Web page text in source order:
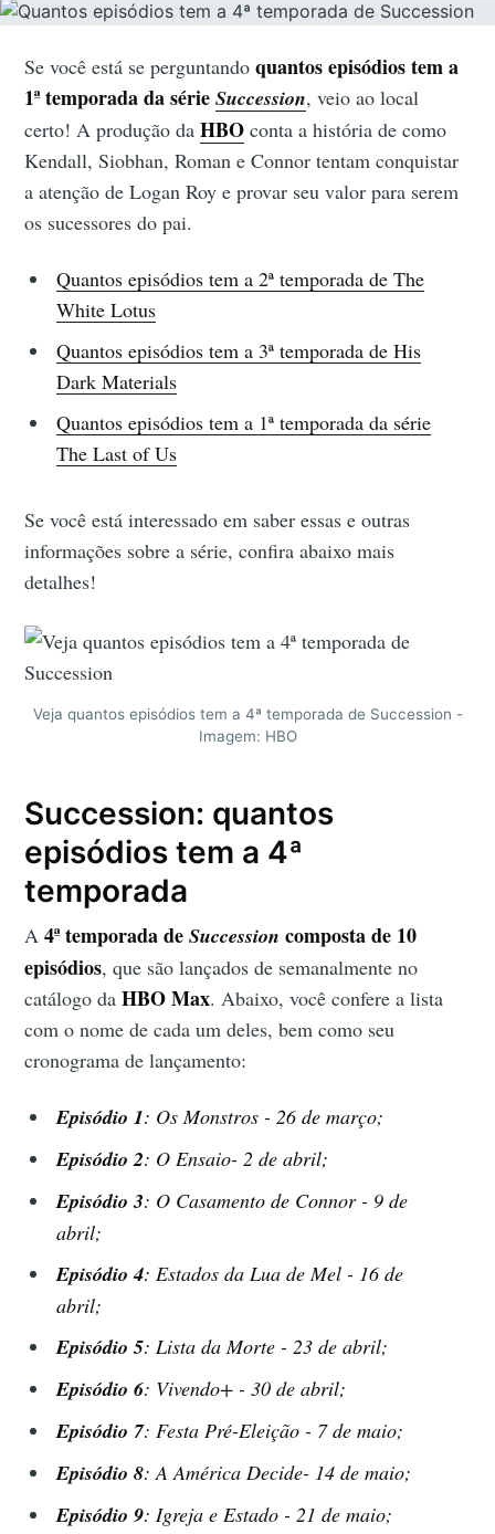
Se você está se perguntando quantos episódios tem a
1ª temporada da série Succession, veio ao local
certo! A produção daHBO conta a história de como
Kendall, Siobhan, Roman e Connor tentam conquistar
a atenção de Logan Roy e provar seu valor para serem
os sucessores do pai.
Quantos episódios tem a 2ª temporada de The
White Lotus
Quantos episódios tem a 3ª temporada de His
Dark Materials
Quantos episódios tem a 1ª temporada da série
The Last of Us
Se você está interessado em saber essas e outras
informações sobre a série, confira abaixo mais
detalhes!
Veja quantos episódios tem a 4ª temporada de Succession -
Imagem: HBO
Succession: quantos
episódios tem a 4ª
temporada
A4ª temporada de Succession composta de 10
episódios, que são lançados de semanalmente no
catálogo daHBO Max. Abaixo, você confere a lista
com o nome de cada um deles, bem como seu
cronograma de lançamento:
Episódio 1: Os Monstros - 26 de março;
Episódio 2: O Ensaio- 2 de abril;
Episódio 3: O Casamento de Connor - 9 de
abril;
Episódio 4: Estados da Lua de Mel - 16 de
abril;
Episódio 5: Lista da Morte - 23 de abril;
Episódio 6: Vivendo+ - 30 de abril;
Episódio 7: Festa Pré-Eleição - 7 de maio;
Episódio 8: A América Decide- 14 de maio;
Episódio 9: Igreja e Estado - 21 de maio;